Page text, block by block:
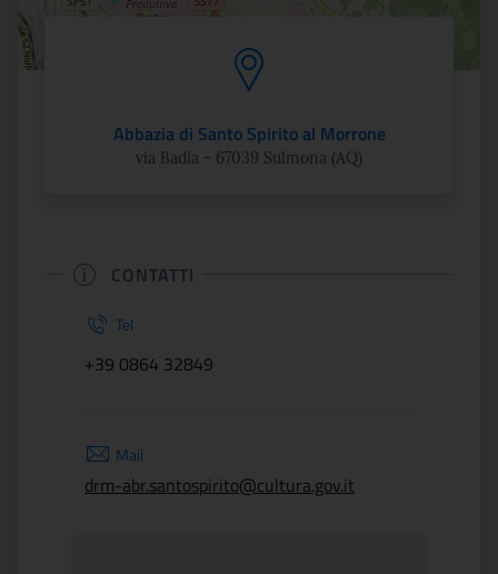
Abbazia di Santo Spirito al Morrone
via Badia - 67039 Sulmona (AQ)
CONTATTI
Tel
+39 0864 32849
Mail
drm-abr.santospirito@cultura.gov.it